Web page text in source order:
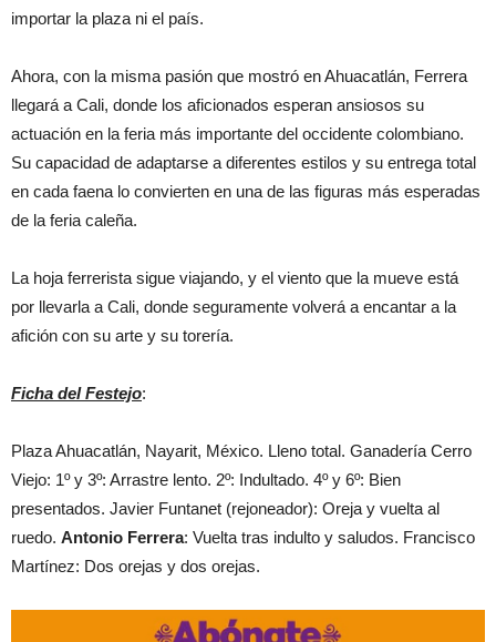
importar la plaza ni el país.
Ahora, con la misma pasión que mostró en Ahuacatlán, Ferrera
llegará a Cali, donde los aficionados esperan ansiosos su
actuación en la feria más importante del occidente colombiano.
Su capacidad de adaptarse a diferentes estilos y su entrega total
en cada faena lo convierten en una de las figuras más esperadas
de la feria caleña.
La hoja ferrerista sigue viajando, y el viento que la mueve está
por llevarla a Cali, donde seguramente volverá a encantar a la
afición con su arte y su torería.
Ficha del Festejo:
Plaza Ahuacatlán, Nayarit, México. Lleno total. Ganadería Cerro
Viejo: 1º y 3º: Arrastre lento. 2º: Indultado. 4º y 6º: Bien
presentados. Javier Funtanet (rejoneador): Oreja y vuelta al
ruedo. Antonio Ferrera: Vuelta tras indulto y saludos. Francisco
Martínez: Dos orejas y dos orejas.